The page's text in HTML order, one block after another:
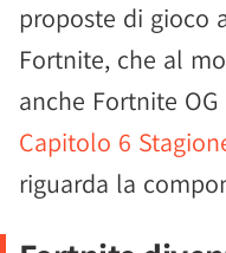
proposte di gioco
Fortnite, che al
anche Fortnite
Capitolo 6
riguarda la